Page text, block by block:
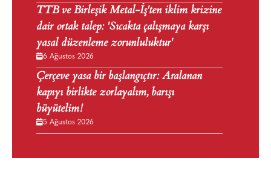
TTB ve Birleşik Metal-İş'ten iklim krizine
dair ortak talep: 'Sıcakta çalışmaya karşı
yasal düzenleme zorunluluktur'
6 Ağustos 2026
Çerçeve yasa bir başlangıçtır: Aralanan
kapıyı birlikte zorlayalım, barışı
büyütelim!
5 Ağustos 2026